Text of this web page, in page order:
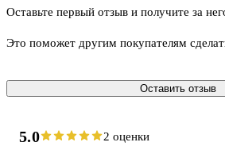
Оставьте первый отзыв и получите за
Это поможет другим покупателям
Оставить отзыв
5.0 2 оценки